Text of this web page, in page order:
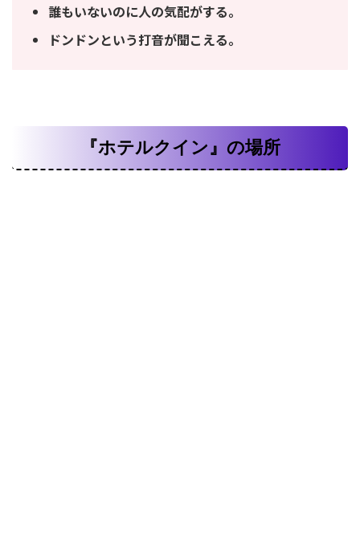
誰もいないのに人の気配がする。
ドンドンという打音が聞こえる。
『ホテルクイン』の場所